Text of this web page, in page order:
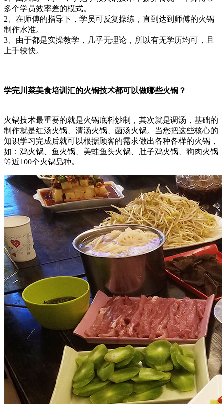
多个学员效率差的模式。
2、在师傅的指导下，学员可反复操练，直到达到师傅的火锅
制作水准。
3、由于都是实操教学，几乎无理论，所以有无学历均可，且
上手较快。
学完川菜美食培训汇的火锅技术都可以做哪些火锅？
火锅技术最重要的就是火锅底料炒制，其次就是调汤，基础的
制作就是红汤火锅、清汤火锅、菌汤火锅。当您把这些核心的
知识学习完成后就可以根据顾客的需求做出各种各样的火锅，
如：鸡火锅、鱼火锅、美蛙鱼头火锅、肚子鸡火锅、狗肉火锅
等近100个火锅品种。